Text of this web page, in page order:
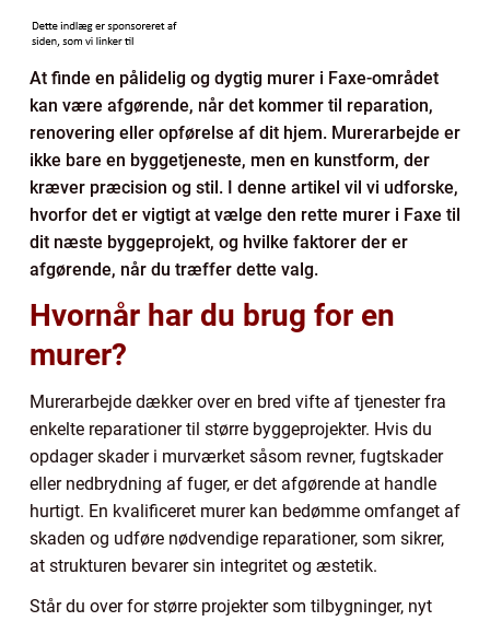
At finde en pålidelig og dygtig murer i Faxe-området
kan være afgørende, når det kommer til reparation,
renovering eller opførelse af dit hjem. Murerarbejde er
ikke bare en byggetjeneste, men en kunstform, der
kræver præcision og stil. I denne artikel vil vi udforske,
hvorfor det er vigtigt at vælge den rette murer i Faxe til
dit næste byggeprojekt, og hvilke faktorer der er
afgørende, når du træffer dette valg.
Hvornår har du brug for en
murer?
Murerarbejde dækker over en bred vifte af tjenester fra
enkelte reparationer til større byggeprojekter. Hvis du
opdager skader i murværket såsom revner, fugtskader
eller nedbrydning af fuger, er det afgørende at handle
hurtigt. En kvalificeret murer kan bedømme omfanget af
skaden og udføre nødvendige reparationer, som sikrer,
at strukturen bevarer sin integritet og æstetik.
Står du over for større projekter som tilbygninger, nyt